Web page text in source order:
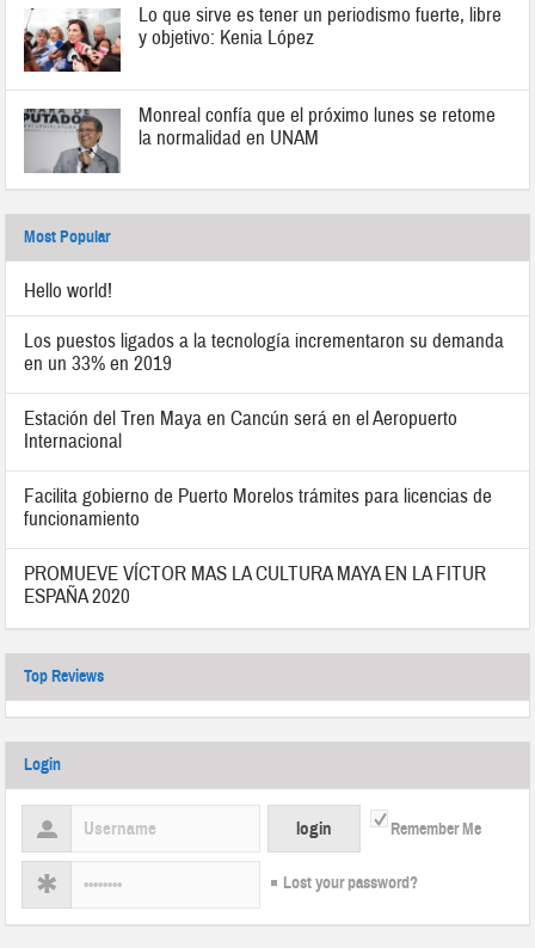
Lo que sirve es tener un periodismo fuerte, libre
y objetivo: Kenia López
Monreal confía que el próximo lunes se retome
la normalidad en UNAM
Most Popular
Hello world!
Los puestos ligados a la tecnología incrementaron su demanda
en un 33% en 2019
Estación del Tren Maya en Cancún será en el Aeropuerto
Internacional
Facilita gobierno de Puerto Morelos trámites para licencias de
funcionamiento
PROMUEVE VÍCTOR MAS LA CULTURA MAYA EN LA FITUR
ESPAÑA 2020
Top Reviews
Login
Remember Me
Lost your password?